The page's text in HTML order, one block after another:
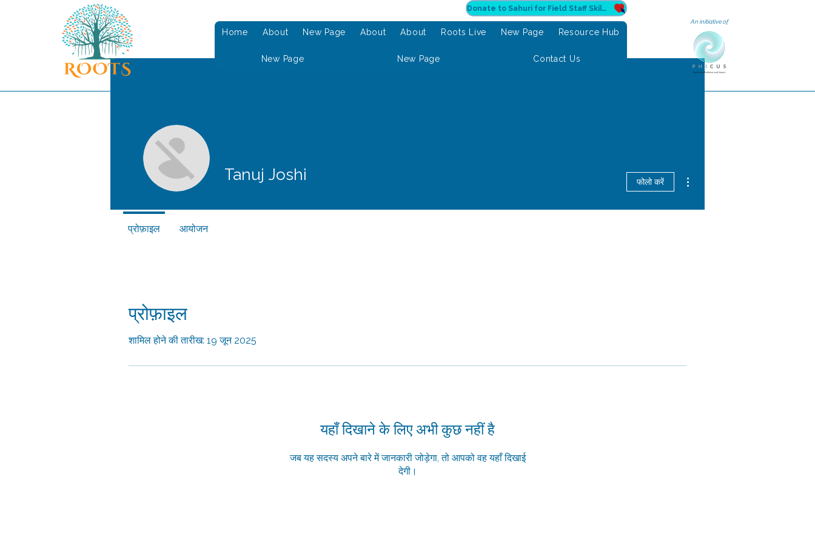
Donate to Sahuri for Field Staff Skilling
Home About New Page About About Roots Live New Page Resource Hub
New Page New Page Contact Us
An initiative of
प्रोफ़ाइल
शामिल होने की तारीख: 19 जून 2025
यहाँ दिखाने के लिए अभी कुछ नहीं है
जब यह सदस्य अपने बारे में जानकारी जोड़ेगा, तो आपको वह यहाँ दिखाई
देगी।
Tanuj Joshi फोलो करें
प्रोफ़ाइल आयोजन